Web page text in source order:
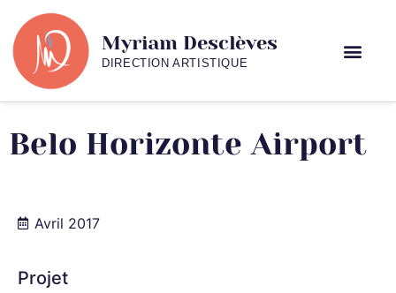
Myriam Desclèves
DIRECTION ARTISTIQUE
Belo Horizonte Airport
Avril 2017
Projet